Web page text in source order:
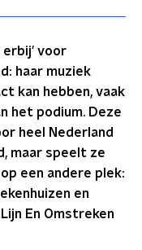
erbij' voor
haar muziek
kan hebben, vaak
het podium. Deze
heel Nederland
maar speelt ze
een andere plek:
en
En Omstreken